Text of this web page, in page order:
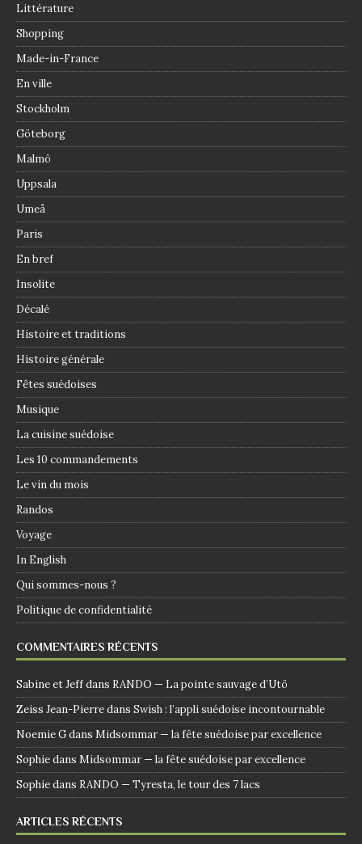
Littérature
Shopping
Made-in-France
En ville
Stockholm
Göteborg
Malmö
Uppsala
Umeå
Paris
En bref
Insolite
Décalé
Histoire et traditions
Histoire générale
Fêtes suédoises
Musique
La cuisine suédoise
Les 10 commandements
Le vin du mois
Randos
Voyage
In English
Qui sommes-nous ?
Politique de confidentialité
COMMENTAIRES RÉCENTS
Sabine et Jeffdans RANDO — La pointe sauvage d’Utö
Zeiss Jean-Pierredans Swish : l’appli suédoise incontournable
Noemie Gdans Midsommar — la fête suédoise par excellence
Sophiedans Midsommar — la fête suédoise par excellence
Sophiedans RANDO — Tyresta, le tour des 7 lacs
ARTICLES RÉCENTS